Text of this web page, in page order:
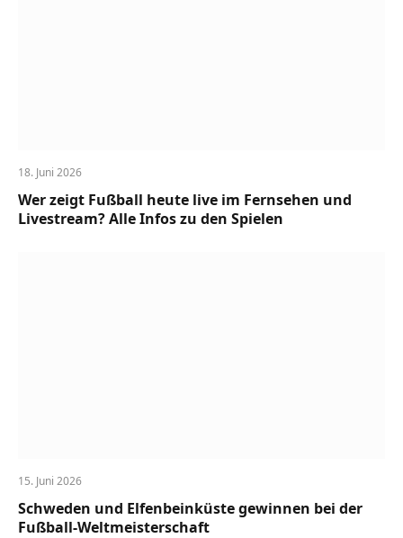
18. Juni 2026
Wer zeigt Fußball heute live im Fernsehen und
Livestream? Alle Infos zu den Spielen
15. Juni 2026
Schweden und Elfenbeinküste gewinnen bei der
Fußball-Weltmeisterschaft